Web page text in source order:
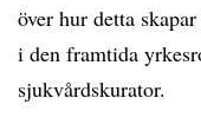
över hur detta
i den framtida
sjukvårdskurator.